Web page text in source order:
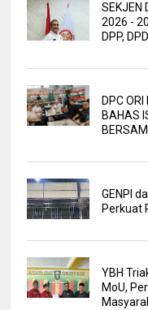
SEKJEN
2026 -
DPP,
DPC
BAHAS
GENPI
Perkuat
YBH
MoU,